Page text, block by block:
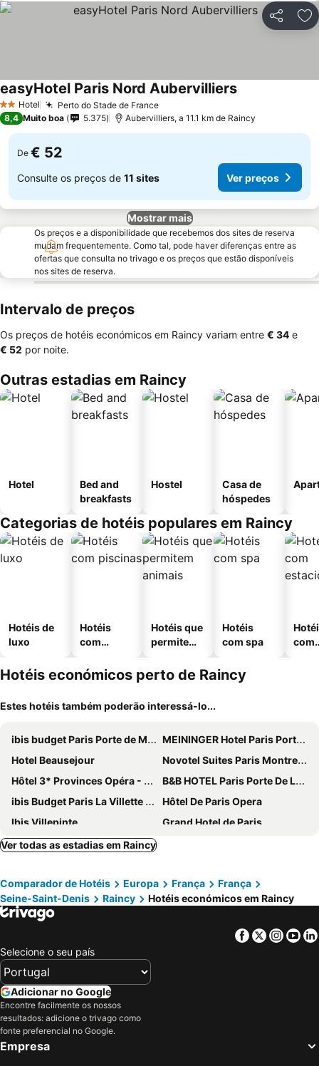
Partilhar
2 Estrelas
Hotel Perto do Stade de France
easyHotel Paris Nord Aubervilliers
8,4 Muito boa 5.375 Aubervilliers, a 11.1 km de Raincy
De € 52
Consulte os preços de 11 sites Ver preços
Mostrar mais
Os preços e a disponibilidade que recebemos dos sites de reserva
mudam frequentemente. Como tal, pode haver diferenças entre as
ofertas que consulta no trivago e os preços que estão disponíveis
nos sites de reserva.
Intervalo de preços
Os preços de hotéis económicos em Raincy variam entre ‎€ 34 e
‎€ 52 por noite.
Outras estadias em Raincy
Hotel
Bed and
breakfasts
Hostel
Casa de
hóspedes
Categorias de hotéis populares em Raincy
Hotéis de
luxo
Hotéis
com
Hotéis que
permitem
Hotéis
com spa
com
Hotéis económicos perto de Raincy
Estes hotéis também poderão interessá-lo...
ibis budget Paris Porte de Montmartre
MEININGER Hotel Paris Porte De Vincennes
Hotel Beausejour
Novotel Suites Paris Montreuil Vincennes
Hôtel 3* Provinces Opéra - Vacances Bleues
B&B HOTEL Paris Porte De La Villette
ibis Budget Paris La Villette 19ème
Hôtel De Paris Opera
Ibis Villepinte
Grand Hotel de Paris
Hôtel Rachel
Paris Rooms & Dreams Hotel
ibis budget Paris Porte de Vincennes
hotelF1 Paris Porte de Montreuil
Hôtel Lodge In Paris 13
Hotel de France 18
Tilde
ibis Paris Porte de Montreuil
Le Petit Cosy Hôtel
St Christopher's Inn Paris - Gare du Nord
SO/ Paris Hotel
ibis Paris La Villette Cité des Sciences 19ème
Blue Nights
Ver todas as estadias em Raincy
Comparador de Hotéis Europa França
França
Seine-Saint-Denis
Raincy Hotéis económicos em Raincy
Facebook
Twitter
Selecione o seu país
Adicionar no Google
Encontre facilmente os nossos
resultados: adicione o trivago como
fonte preferencial no Google.
Empresa